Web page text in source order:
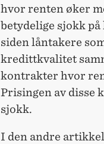
hvor renten øker
betydelige sjokk
siden låntakere
kredittkvalitet
kontrakter hvor
Prisingen av disse
sjokk.
I den andre